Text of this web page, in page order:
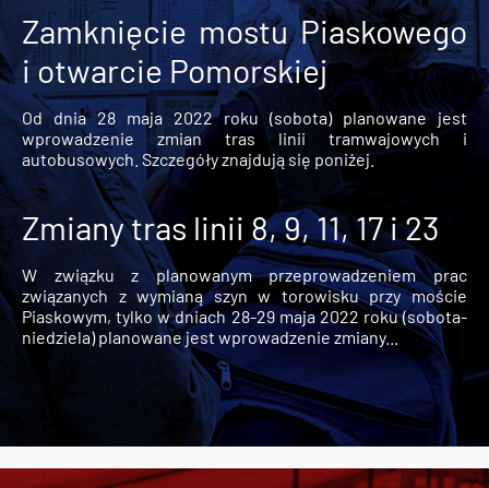
Zamknięcie mostu Piaskowego
i otwarcie Pomorskiej
Od dnia 28 maja 2022 roku (sobota) planowane jest
wprowadzenie zmian tras linii tramwajowych i
autobusowych. Szczegóły znajdują się poniżej.
Zmiany tras linii 8, 9, 11, 17 i 23
W związku z planowanym przeprowadzeniem prac
związanych z wymianą szyn w torowisku przy moście
Piaskowym, tylko w dniach 28-29 maja 2022 roku (sobota-
niedziela) planowane jest wprowadzenie zmiany...